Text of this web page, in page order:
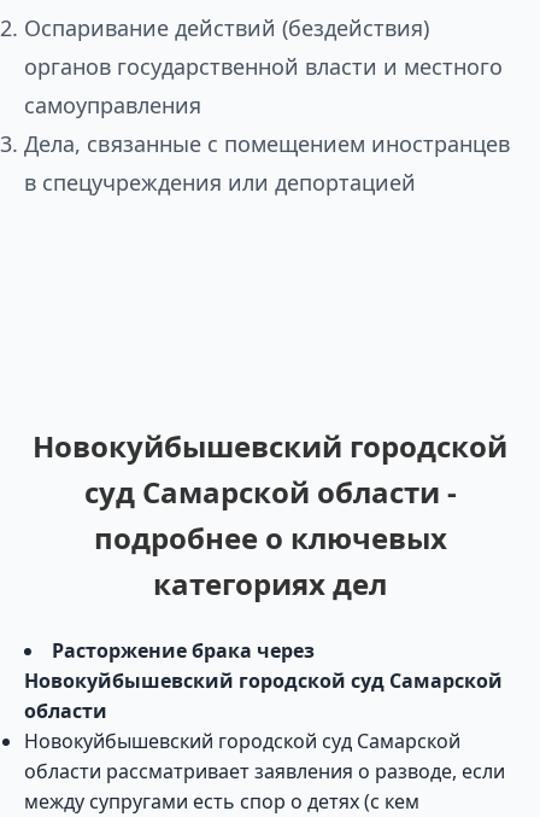
Оспаривание действий (бездействия)
органов государственной власти и местного
самоуправления
Дела, связанные с помещением иностранцев
в спецучреждения или депортацией
Новокуйбышевский городской
суд Самарской области -
подробнее о ключевых
категориях дел
Расторжение брака через
Новокуйбышевский городской суд Самарской
области
Новокуйбышевский городской суд Самарской
области рассматривает заявления о разводе, если
между супругами есть спор о детях (с кем